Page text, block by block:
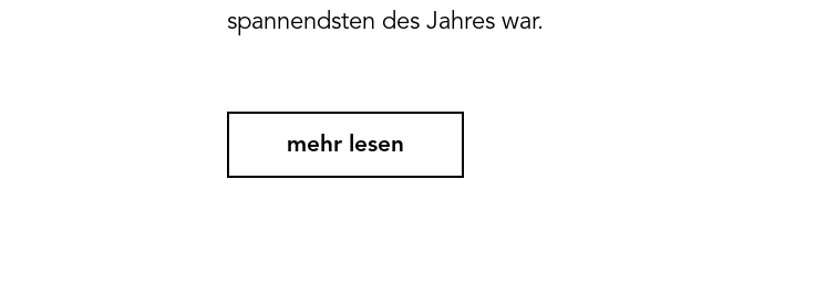
spannendsten des Jahres war.
mehr lesen